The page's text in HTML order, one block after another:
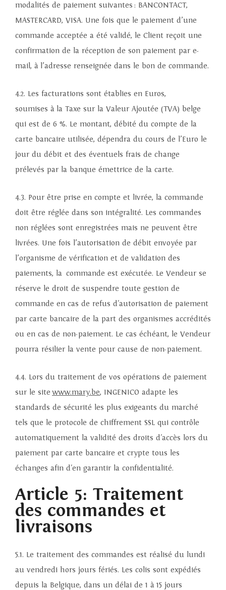
modalités de paiement suivantes : BANCONTACT,
MASTERCARD, VISA. Une fois que le paiement d’une
commande acceptée a été validé, le Client reçoit une
confirmation de la réception de son paiement par e-
mail, à l’adresse renseignée dans le bon de commande.
4.2. Les facturations sont établies en Euros,
soumises à la Taxe sur la Valeur Ajoutée (TVA) belge
qui est de 6 %. Le montant, débité du compte de la
carte bancaire utilisée, dépendra du cours de l’Euro le
jour du débit et des éventuels frais de change
prélevés par la banque émettrice de la carte.
4.3. Pour être prise en compte et livrée, la commande
doit être réglée dans son intégralité. Les commandes
non réglées sont enregistrées mais ne peuvent être
livrées. Une fois l’autorisation de débit envoyée par
l’organisme de vérification et de validation des
paiements, la commande est exécutée. Le Vendeur se
réserve le droit de suspendre toute gestion de
commande en cas de refus d'autorisation de paiement
par carte bancaire de la part des organismes accrédités
ou en cas de non-paiement. Le cas échéant, le Vendeur
pourra résilier la vente pour cause de non-paiement.
4.4. Lors du traitement de vos opérations de paiement
sur le site www.mary.be, INGENICO adapte les
standards de sécurité les plus exigeants du marché
tels que le protocole de chiffrement SSL qui contrôle
automatiquement la validité des droits d'accès lors du
paiement par carte bancaire et crypte tous les
échanges afin d'en garantir la confidentialité.
Article 5: Traitement
des commandes et
livraisons
5.1. Le traitement des commandes est réalisé du lundi
au vendredi hors jours fériés. Les colis sont expédiés
depuis la Belgique, dans un délai de 1 à 15 jours